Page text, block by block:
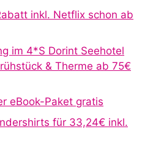
inkl. Netflix schon ab
im 4*S Dorint Seehotel
& Therme ab 75€
eBook-Paket gratis
für 33,24€ inkl.